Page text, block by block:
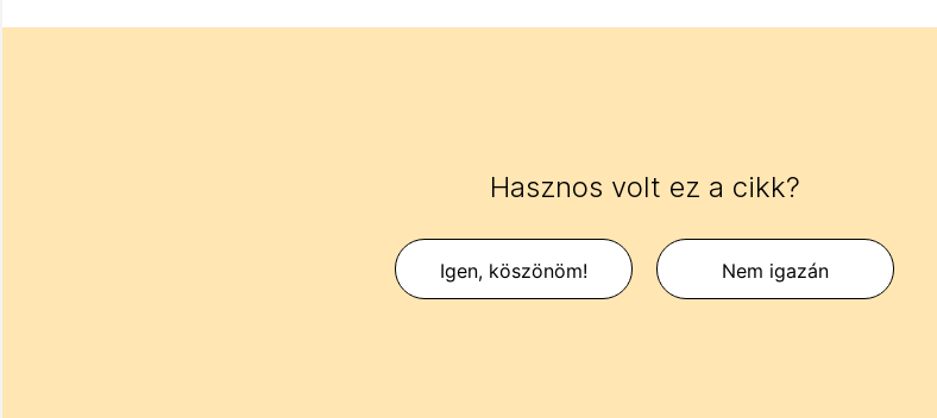
Hasznos volt ez a cikk?
Igen, köszönöm! Nem igazán